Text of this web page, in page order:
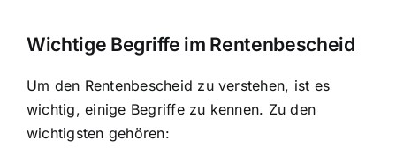
Wichtige Begriffe im Rentenbescheid
Um den Rentenbescheid zu verstehen, ist es
wichtig, einige Begriffe zu kennen. Zu den
wichtigsten gehören: